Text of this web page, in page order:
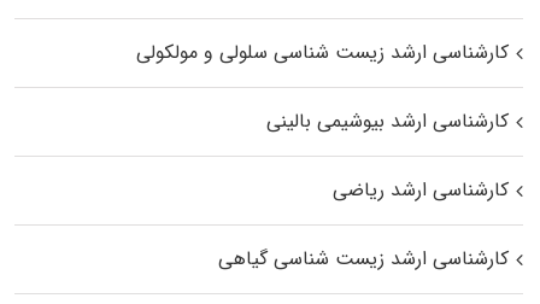
کارشناسی ارشد زیست شناسی سلولی و مولکولی
کارشناسی ارشد بیوشیمی بالینی
کارشناسی ارشد ریاضی
کارشناسی ارشد زیست‌ شناسی گیاهی